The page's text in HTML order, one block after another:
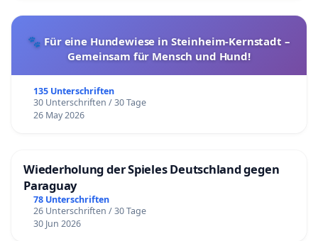
🐾 Für eine Hundewiese in Steinheim-Kernstadt –
Gemeinsam für Mensch und Hund!
135 Unterschriften
30 Unterschriften / 30 Tage
26 May 2026
Wiederholung der Spieles Deutschland gegen
Paraguay
78 Unterschriften
26 Unterschriften / 30 Tage
30 Jun 2026